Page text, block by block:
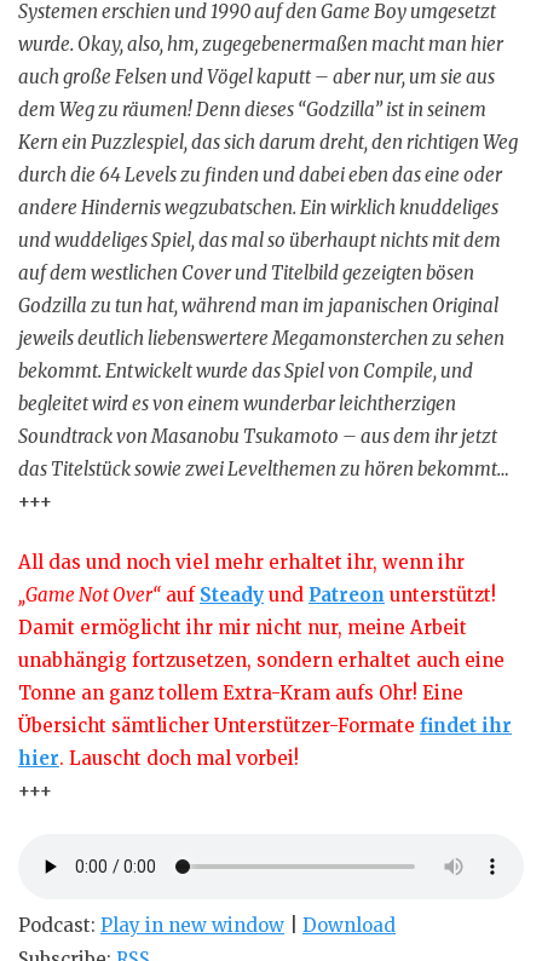
Systemen erschien und 1990 auf den Game Boy umgesetzt
wurde. Okay, also, hm, zugegebenermaßen macht man hier
auch große Felsen und Vögel kaputt – aber nur, um sie aus
dem Weg zu räumen! Denn dieses “Godzilla” ist in seinem
Kern ein Puzzlespiel, das sich darum dreht, den richtigen Weg
durch die 64 Levels zu finden und dabei eben das eine oder
andere Hindernis wegzubatschen. Ein wirklich knuddeliges
und wuddeliges Spiel, das mal so überhaupt nichts mit dem
auf dem westlichen Cover und Titelbild gezeigten bösen
Godzilla zu tun hat, während man im japanischen Original
jeweils deutlich liebenswertere Megamonsterchen zu sehen
bekommt. Entwickelt wurde das Spiel von Compile, und
begleitet wird es von einem wunderbar leichtherzigen
Soundtrack von Masanobu Tsukamoto – aus dem ihr jetzt
das Titelstück sowie zwei Levelthemen zu hören bekommt…
+++
All das und noch viel mehr erhaltet ihr, wenn ihr
„Game Not Over“ auf Steady und Patreon unterstützt!
Damit ermöglicht ihr mir nicht nur, meine Arbeit
unabhängig fortzusetzen, sondern erhaltet auch eine
Tonne an ganz tollem Extra-Kram aufs Ohr! Eine
Übersicht sämtlicher Unterstützer-Formate findet ihr
hier. Lauscht doch mal vorbei!
+++
Podcast: Play in new window
Download